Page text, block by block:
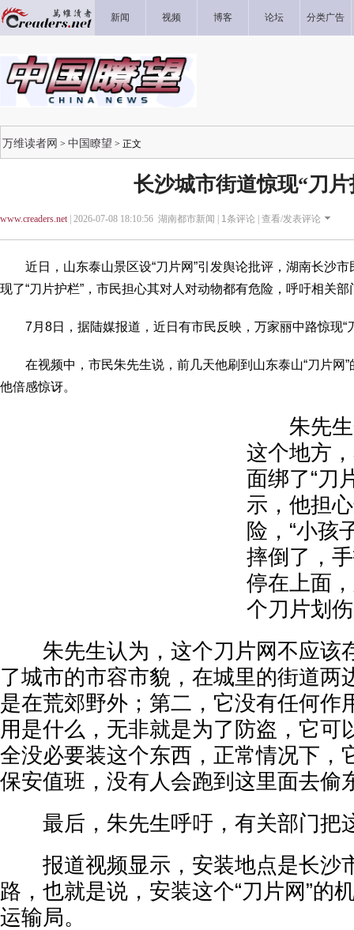
新闻 视频 博客 论坛 分类广告
万维读者网 > 中国瞭望 > 正文
长沙城市街道惊现“刀片
www.creaders.net| 2026-07-08 18:10:56 湖南都市新闻 | 1条评论 | 查看/发表评论
近日，山东泰山景区设“刀片网”引发舆论批评，湖南长沙市
现了“刀片护栏”，市民担心其对人对动物都有危险，呼吁相关部
7月8日，据陆媒报道，近日有市民反映，万家丽中路惊现“
在视频中，市民朱先生说，前几天他刷到山东泰山“刀片网”
他倍感惊讶。
朱先生
这个地方
面绑了“刀
示，他担
险，“小孩
摔倒了，
停在上面
个刀片划
朱先生认为，这个刀片网不应该
了城市的市容市貌，在城里的街道两
是在荒郊野外；第二，它没有任何作
用是什么，无非就是为了防盗，它可
全没必要装这个东西，正常情况下，
保安值班，没有人会跑到这里面去偷
最后，朱先生呼吁，有关部门把
报道视频显示，安装地点是长沙
路，也就是说，安装这个“刀片网”的
运输局。